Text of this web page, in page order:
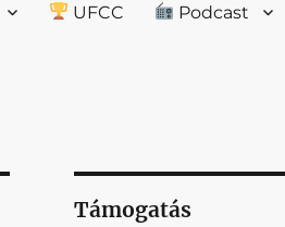
UFCC Podcast
Támogatás